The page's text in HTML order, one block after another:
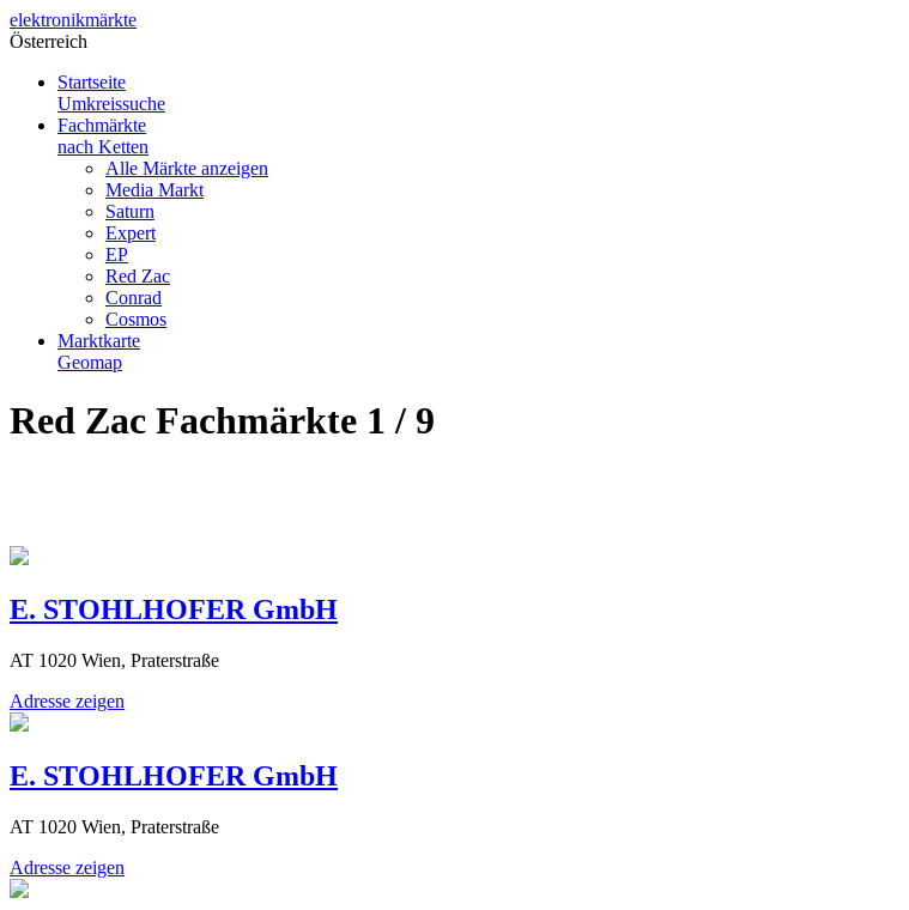
elektronikmärkte
Österreich
Startseite
Umkreissuche
Fachmärkte
nach Ketten
Alle Märkte anzeigen
Media Markt
Saturn
Expert
EP
Red Zac
Conrad
Cosmos
Marktkarte
Geomap
Red Zac Fachmärkte 1 / 9
E. STOHLHOFER GmbH
AT 1020 Wien, Praterstraße
Adresse zeigen
E. STOHLHOFER GmbH
AT 1020 Wien, Praterstraße
Adresse zeigen